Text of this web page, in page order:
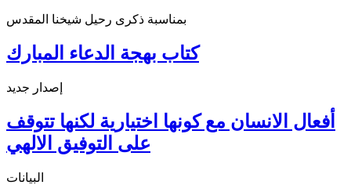
بمناسبة ذكرى رحيل شيخنا المقدس
كتاب بهجة الدعاء المبارك
إصدار جديد
أفعال الانسان مع كونها اختيارية لكنها تتوقف
على التوفيق الالهي
البيانات